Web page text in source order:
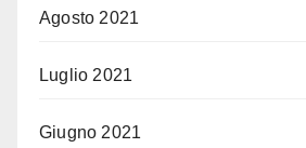
Agosto 2021
Luglio 2021
Giugno 2021